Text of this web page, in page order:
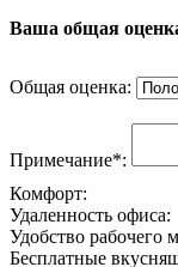
Ваша общая
Общая оценка:
Примечание*:
Комфорт:
Удаленность офиса:
Удобство рабочего
Бесплатные